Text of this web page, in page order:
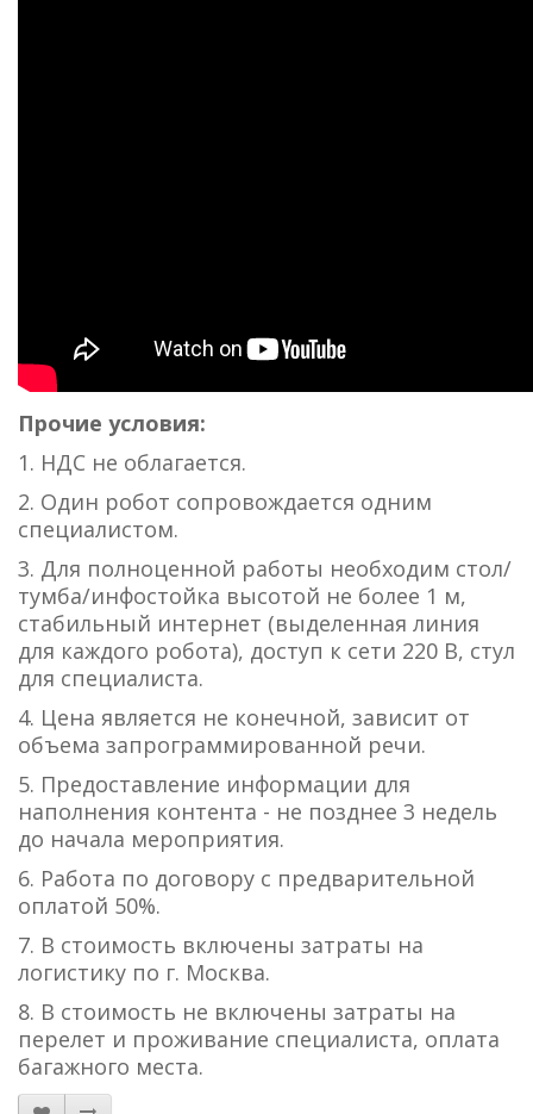
Прочие условия:
1. НДС не облагается.
2. Один робот сопровождается одним
специалистом.
3. Для полноценной работы необходим стол/
тумба/инфостойка высотой не более 1 м,
стабильный интернет (выделенная линия
для каждого робота), доступ к сети 220 В, стул
для специалиста.
4. Цена является не конечной, зависит от
объема запрограммированной речи.
5. Предоставление информации для
наполнения контента - не позднее 3 недель
до начала мероприятия.
6. Работа по договору с предварительной
оплатой 50%.
7. В стоимость включены затраты на
логистику по г. Москва.
8. В стоимость не включены затраты на
перелет и проживание специалиста, оплата
багажного места.